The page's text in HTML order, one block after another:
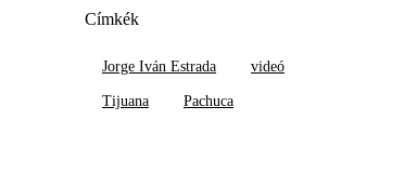
Címkék
Jorge Iván Estrada videó
Tijuana Pachuca